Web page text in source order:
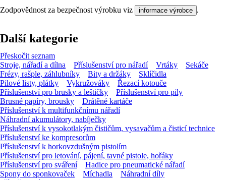
Zodpovědnost za bezpečnost výrobku viz informace výrobce .
Další kategorie
Přeskočit seznam
Stroje, nářadí a dílna
Příslušenství pro nářadí Vrtáky
Sekáče
Frézy, rašple, záhlubníky
Bity a držáky
Sklíčidla
Pilové listy, plátky
Vykružováky
Řezací kotouče
Příslušenství pro brusky a leštičky
Příslušenství pro pily
Brusné papíry, brousky
Drátěné kartáče
Příslušenství k multifunkčnímu nářadí
Náhradní akumulátory, nabíječky
Příslušenství k vysokotlakým čističům, vysavačům a čisticí technice
Příslušenství ke kompresorům
Příslušenství k horkovzdušným pistolím
Příslušenství pro letování, pájení, tavné pistole, hořáky
Příslušenství pro sváření
Hadice pro pneumatické nářadí
Spony do sponkovaček
Míchadla
Náhradní díly